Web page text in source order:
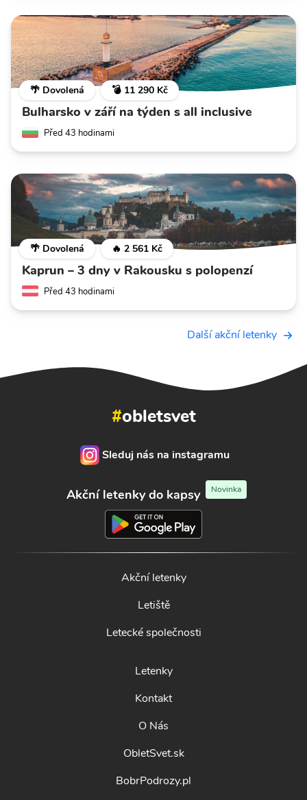
🌴 Dovolená 💣 11 290 Kč
Bulharsko v září na týden s all inclusive
Před 43 hodinami
🌴 Dovolená 🔥 2 561 Kč
Kaprun – 3 dny v Rakousku s polopenzí
Před 43 hodinami
Další akční letenky
#obletsvet
Sleduj nás na instagramu
Akční letenky do kapsy Novinka
Akční letenky
Letiště
Letecké společnosti
Letenky
Kontakt
O Nás
ObletSvet.sk
BobrPodrozy.pl